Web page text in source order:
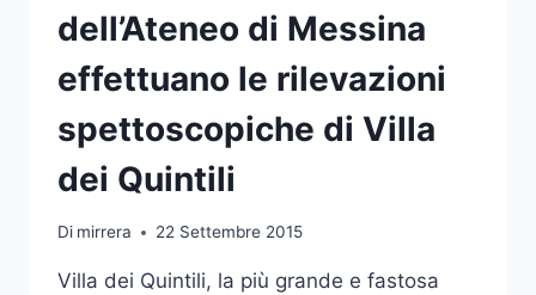
dell’Ateneo di Messina
effettuano le rilevazioni
spettoscopiche di Villa
dei Quintili
Di mirrera 22 Settembre 2015
Villa dei Quintili, la più grande e fastosa